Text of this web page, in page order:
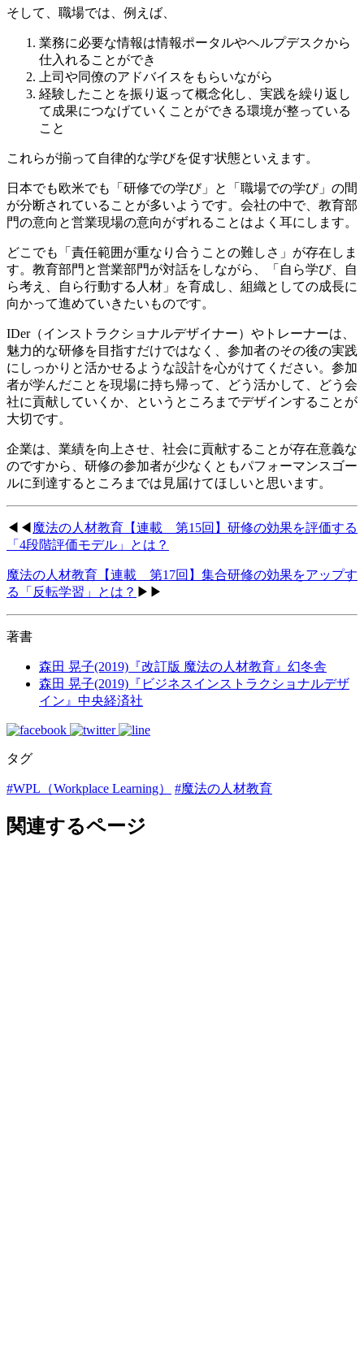
そして、職場では、例えば、
業務に必要な情報は情報ポータルやヘルプデスクから
仕入れることができ
上司や同僚のアドバイスをもらいながら
経験したことを振り返って概念化し、実践を繰り返し
て成果につなげていくことができる環境が整っている
こと
これらが揃って自律的な学びを促す状態といえます。
日本でも欧米でも「研修での学び」と「職場での学び」の間
が分断されていることが多いようです。会社の中で、教育部
門の意向と営業現場の意向がずれることはよく耳にします。
どこでも「責任範囲が重なり合うことの難しさ」が存在しま
す。教育部門と営業部門が対話をしながら、「自ら学び、自
ら考え、自ら行動する人材」を育成し、組織としての成長に
向かって進めていきたいものです。
IDer（インストラクショナルデザイナー）やトレーナーは、
魅力的な研修を目指すだけではなく、参加者のその後の実践
にしっかりと活かせるような設計を心がけてください。参加
者が学んだことを現場に持ち帰って、どう活かして、どう会
社に貢献していくか、というところまでデザインすることが
大切です。
企業は、業績を向上させ、社会に貢献することが存在意義な
のですから、研修の参加者が少なくともパフォーマンスゴー
ルに到達するところまでは見届けてほしいと思います。
◀◀ 魔法の人材教育【連載 第15回】 研修の効果を評価する
「4段階評価モデル」とは？
魔法の人材教育【連載 第17回】集合研修の効果をアップす
る「反転学習」とは？ ▶▶
著書
森田 晃子(2019)『改訂版 魔法の人材教育』幻冬舎
森田 晃子(2019)『ビジネスインストラクショナルデザ
イン』中央経済社
タグ
#WPL（Workplace Learning） #魔法の人材教育
関連するページ